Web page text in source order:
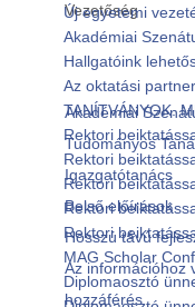
Vezetőség
Akadémiai
Tudományos
Igazgatótanács
Belső előírások
Hosszú távú
Az információhoz
hozzáférés
Új egyetemi
Akadémiai
Hallgatóink
Az oktatási
TANÍTVÁNYOK.
Rektori
Rektori
Rektori
Rektori
Rektori
MAG Scholar
Diplomaosztó